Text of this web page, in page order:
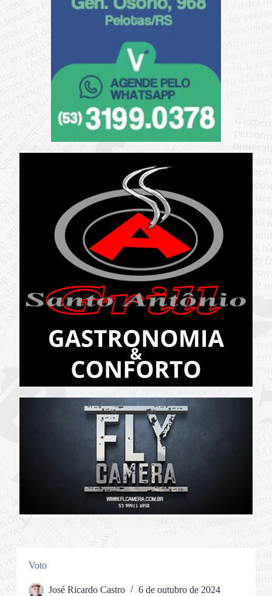
Voto
José Ricardo Castro 6 de outubro de 2024